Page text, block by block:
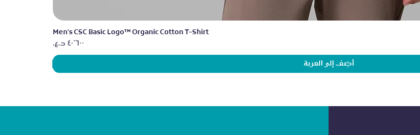
Men's CSC Basic Logo™ Organic Cotton T-Shirt
السعر
أضِف إلى العربة